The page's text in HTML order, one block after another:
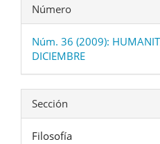
Número
Núm. 36 (2009):
DICIEMBRE
Sección
Filosofía